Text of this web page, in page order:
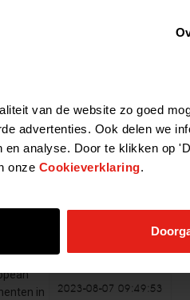
van de website zo goed
advertenties. Ook delen we
analyse. Door te klikken op
onze Cookieverklaring.
2023-09-15 10:26:14
Report 2022
2023-08-07 09:49:53
in